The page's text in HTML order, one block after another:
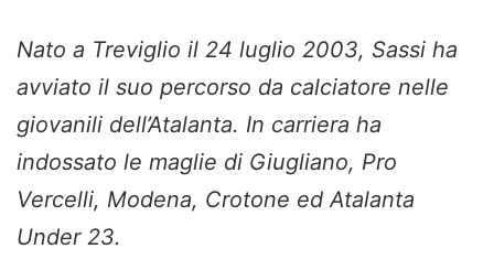
Nato a Treviglio il 24 luglio 2003, Sassi ha
avviato il suo percorso da calciatore nelle
giovanili dell’Atalanta. In carriera ha
indossato le maglie di Giugliano, Pro
Vercelli, Modena, Crotone ed Atalanta
Under 23.